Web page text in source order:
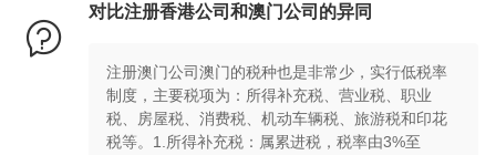

对比注册香港公司和澳门公司的异同
注册澳门公司澳门的税种也是非常少，实行低税率
制度，主要税项为：所得补充税、营业税、职业
税、房屋税、消费税、机动车辆税、旅游税和印花
税等。1.所得补充税：属累进税，税率由3%至